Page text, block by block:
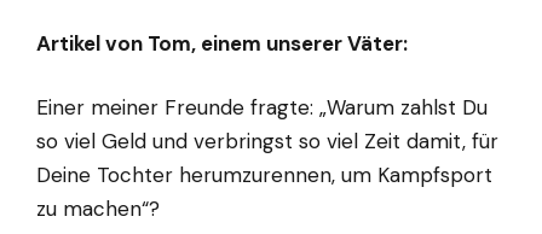
Artikel von Tom, einem unserer Väter:
Einer meiner Freunde fragte: „Warum zahlst Du
so viel Geld und verbringst so viel Zeit damit, für
Deine Tochter herumzurennen, um Kampfsport
zu machen“?